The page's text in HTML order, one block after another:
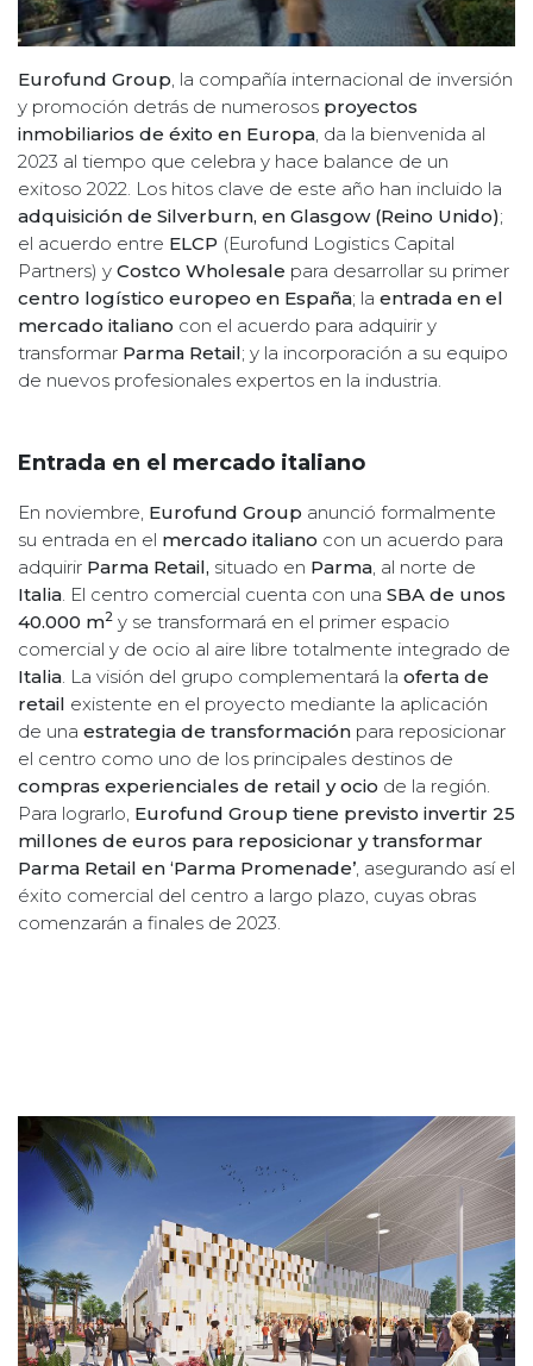
Eurofund Group, la compañía internacional de inversión
y promoción detrás de numerosos proyectos
inmobiliarios de éxito en Europa, da la bienvenida al
2023 al tiempo que celebra y hace balance de un
exitoso 2022. Los hitos clave de este año han incluido la
adquisición de Silverburn, en Glasgow (Reino Unido);
el acuerdo entre ELCP (Eurofund Logistics Capital
Partners) y Costco Wholesale para desarrollar su primer
centro logístico europeo en España; la entrada en el
mercado italiano con el acuerdo para adquirir y
transformar Parma Retail; y la incorporación a su equipo
de nuevos profesionales expertos en la industria.
Entrada en el mercado italiano
En noviembre, Eurofund Group anunció formalmente
su entrada en el mercado italiano con un acuerdo para
adquirir Parma Retail, situado en Parma, al norte de
Italia. El centro comercial cuenta con una SBA de unos
40.000 m2 y se transformará en el primer espacio
comercial y de ocio al aire libre totalmente integrado de
Italia. La visión del grupo complementará la oferta de
retail existente en el proyecto mediante la aplicación
de una estrategia de transformación para reposicionar
el centro como uno de los principales destinos de
compras experienciales de retail y ocio de la región.
Para lograrlo, Eurofund Group tiene previsto invertir 25
millones de euros para reposicionar y transformar
Parma Retail en ‘Parma Promenade’, asegurando así el
éxito comercial del centro a largo plazo, cuyas obras
comenzarán a finales de 2023.